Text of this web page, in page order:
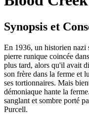
Synopsis et
En 1936, un historien nazi
pierre runique coincée
plus tard, alors qu'il avait
son frère dans la ferme et
ses tortionnaires. Mais
démoniaque hante la
sanglant et sombre porté
Purcell.